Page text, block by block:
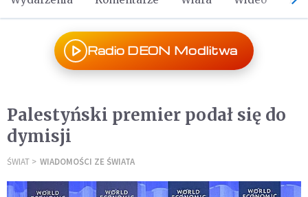
Radio DEON Modlitwa
Palestyński premier podał się do
dymisji
ŚWIAT WIADOMOŚCI ZE ŚWIATA